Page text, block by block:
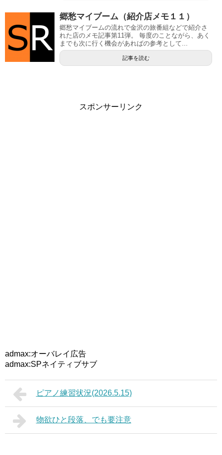
郷愁マイブーム（紹介店メモ１１）
郷愁マイブームの流れで金沢の旅番組などで紹介さ
れた店のメモ記事第11弾。 毎度のことながら、あく
までも次に行く機会があればの参考として...
記事を読む
スポンサーリンク
admax:オーバレイ広告
admax:SPネイティブサブ
ピアノ練習状況(2026.5.15)
物欲ひと段落、でも要注意